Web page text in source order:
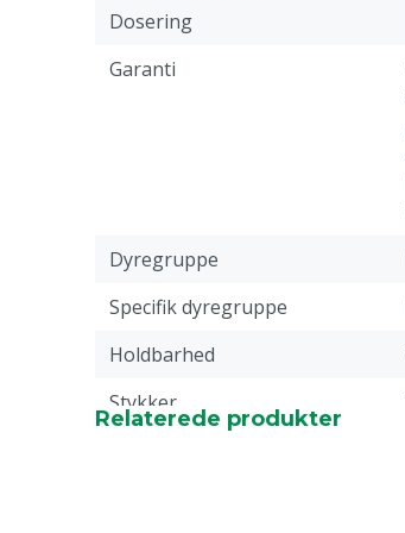
Dosering
Garanti
Dyregruppe
Specifik dyregruppe
Holdbarhed
Stykker
Relaterede produkter